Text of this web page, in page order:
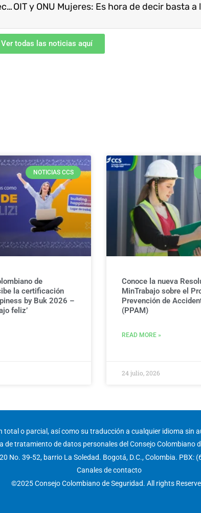
La OMS alerta que el incremento rápido de los desechos electrónicos afecta a la salud de millones de niños
Ver todas las noticias aquí
NOTICIAS CCS
de
la certificación
by Buk 2026 –
feliz’
Conoce la nueva
MinTrabajo sobre el
Prevención de
(PPAM)
READ MORE »
24 julio, 2026
total o parcial, así como su traducción a cualquier idioma sin
de tratamiento de datos personales del Consejo Colombiano
No. 39-52, barrio La Soledad. Bogotá, D.C., Colombia. PBX:
Canales de contacto
©2025 Consejo Colombiano de Seguridad. All rights